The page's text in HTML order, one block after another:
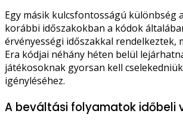
Egy másik kulcsfontosságú különbség
korábbi időszakokban a kódok
érvényességi időszakkal rendelkeztek,
Era kódjai néhány héten belül
játékosoknak gyorsan kell
igényléséhez.
A beváltási folyamatok időbeli